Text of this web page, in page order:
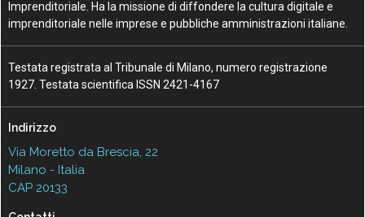
Imprenditoriale. Ha la missione di diffondere la cultura digitale e
imprenditoriale nelle imprese e pubbliche amministrazioni italiane.
Testata registrata al Tribunale di Milano, numero registrazione
1927. Testata scientifica ISSN 2421-4167
Indirizzo
Via Moretto da Brescia, 22
Milano - Italia
CAP 20133